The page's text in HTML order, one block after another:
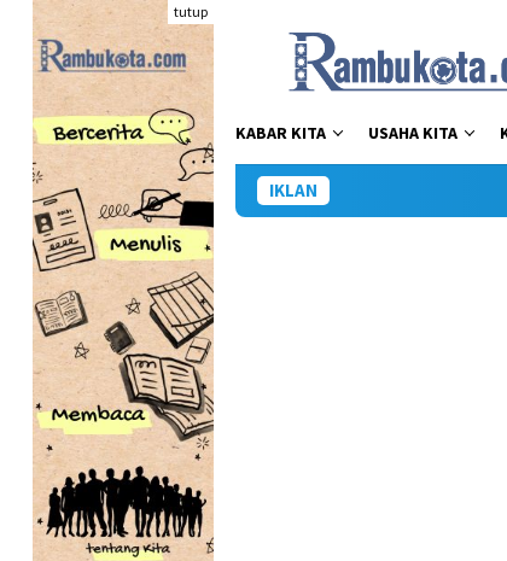
Loncat
konten
tutup
KABAR KITA USAHA KITA
IKLAN